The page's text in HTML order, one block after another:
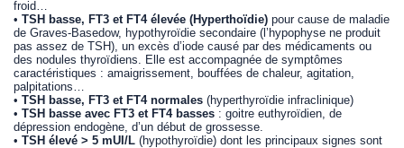
froid…
•TSH basse, FT3 et FT4 élevée (Hyperthoïdie) pour cause de maladie
de Graves-Basedow, hypothyroïdie secondaire (l’hypophyse ne produit
pas assez de TSH), un excès d’iode causé par des médicaments ou
des nodules thyroïdiens. Elle est accompagnée de symptômes
caractéristiques : amaigrissement, bouffées de chaleur, agitation,
palpitations…
•TSH basse, FT3 et FT4 normales (hyperthyroïdie infraclinique)
•TSH basse avec FT3 et FT4 basses : goitre euthyroïdien, de
dépression endogène, d’un début de grossesse.
•TSH élevé > 5 mUI/L (hypothyroïdie) dont les principaux signes sont